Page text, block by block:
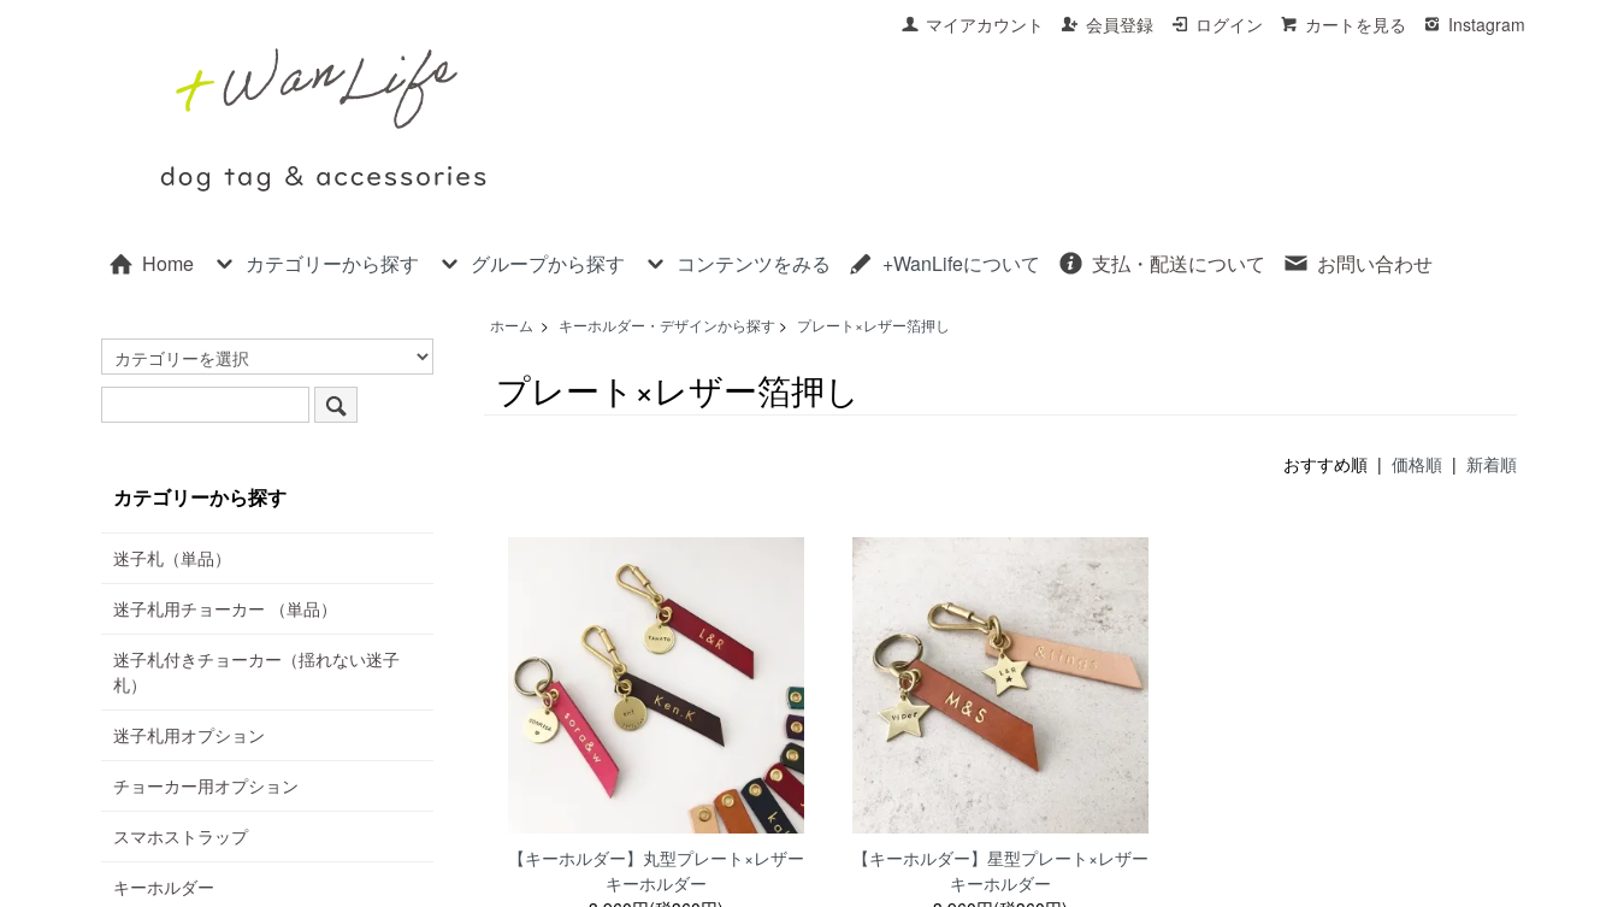
マイアカウント 会員登録 ログイン カートを見る Instagram
Home カテゴリーから探す グループから探す コンテンツをみる +WanLifeについて 支払・配送について お問い合わせ
ホーム > キーホルダー・デザインから探す > プレート×レザー箔押し
プレート×レザー箔押し
おすすめ順 | 価格順 | 新着順
【キーホルダー】丸型プレート×レザー
キーホルダー
【キーホルダー】星型プレート×レザー
キーホルダー
カテゴリーから探す
迷子札（単品）
迷子札用チョーカー （単品）
迷子札付きチョーカー（揺れない迷子
札）
迷子札用オプション
チョーカー用オプション
スマホストラップ
キーホルダー